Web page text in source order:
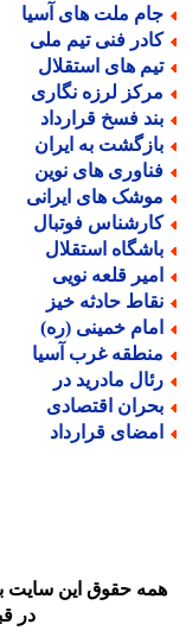
ملت های آسیا
فنی تیم ملی
های استقلال
لرزه نگاری
فسخ قرارداد
به ایران
های نوین
های ایرانی
فوتبال
استقلال
قلعه نویی
حادثه خیز
خمینی (ره)
غرب آسیا
مادرید در
اقتصادی
قرارداد
حقوق این سایت
در